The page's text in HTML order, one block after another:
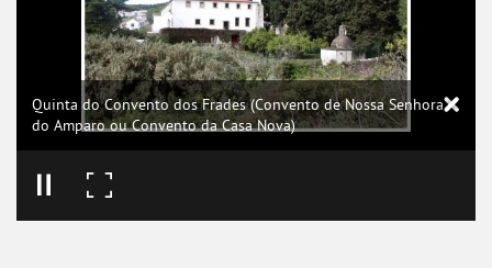
Quinta do Convento dos Frades (Convento de Nossa Senhora
do Amparo ou Convento da Casa Nova)